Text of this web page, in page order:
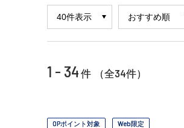
1 - 34 件 （全34件）
OPポイント対象
Web限定